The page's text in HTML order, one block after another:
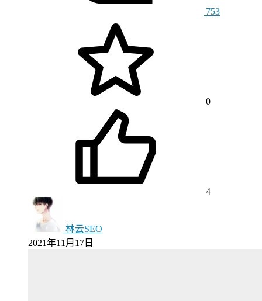
753
0
4
林云SEO
2021年11月17日